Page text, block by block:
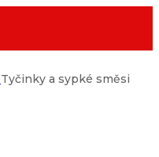
Tyčinky a sypké směsi